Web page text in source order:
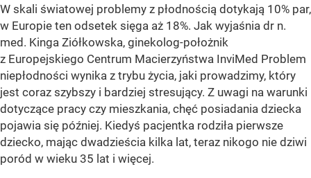
W skali światowej problemy z płodnością dotykają 10% par,
w Europie ten odsetek sięga aż 18%. Jak wyjaśnia dr n.
med. Kinga Ziółkowska, ginekolog-położnik
z Europejskiego Centrum Macierzyństwa InviMed Problem
niepłodności wynika z trybu życia, jaki prowadzimy, który
jest coraz szybszy i bardziej stresujący. Z uwagi na warunki
dotyczące pracy czy mieszkania, chęć posiadania dziecka
pojawia się później. Kiedyś pacjentka rodziła pierwsze
dziecko, mając dwadzieścia kilka lat, teraz nikogo nie dziwi
poród w wieku 35 lat i więcej.